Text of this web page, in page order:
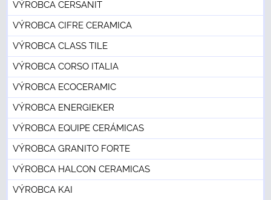
VÝROBCA CERSANIT
VÝROBCA CIFRE CERAMICA
VÝROBCA CLASS TILE
VÝROBCA CORSO ITALIA
VÝROBCA ECOCERAMIC
VÝROBCA ENERGIEKER
VÝROBCA EQUIPE CERÁMICAS
VÝROBCA GRANITO FORTE
VÝROBCA HALCON CERAMICAS
VÝROBCA KAI